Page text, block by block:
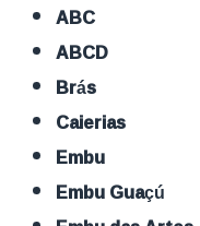
ABC
ABCD
Brás
Caierias
Embu
Embu Guaçú